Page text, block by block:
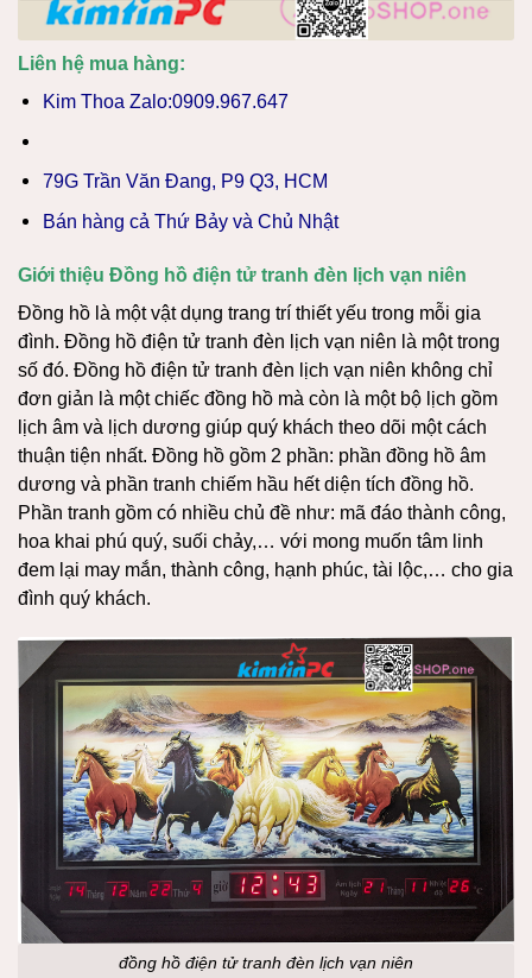
Liên hệ mua hàng:
Kim Thoa Zalo:0909.967.647
79G Trần Văn Đang, P9 Q3, HCM
Bán hàng cả Thứ Bảy và Chủ Nhật
Giới thiệu Đồng hồ điện tử tranh đèn lịch vạn niên
Đồng hồ là một vật dụng trang trí thiết yếu trong mỗi gia
đình. Đồng hồ điện tử tranh đèn lịch vạn niên là một trong
số đó. Đồng hồ điện tử tranh đèn lịch vạn niên không chỉ
đơn giản là một chiếc đồng hồ mà còn là một bộ lịch gồm
lịch âm và lịch dương giúp quý khách theo dõi một cách
thuận tiện nhất. Đồng hồ gồm 2 phần: phần đồng hồ âm
dương và phần tranh chiếm hầu hết diện tích đồng hồ.
Phần tranh gồm có nhiều chủ đề như: mã đáo thành công,
hoa khai phú quý, suối chảy,… với mong muốn tâm linh
đem lại may mắn, thành công, hạnh phúc, tài lộc,… cho gia
đình quý khách.
đồng hồ điện tử tranh đèn lịch vạn niên